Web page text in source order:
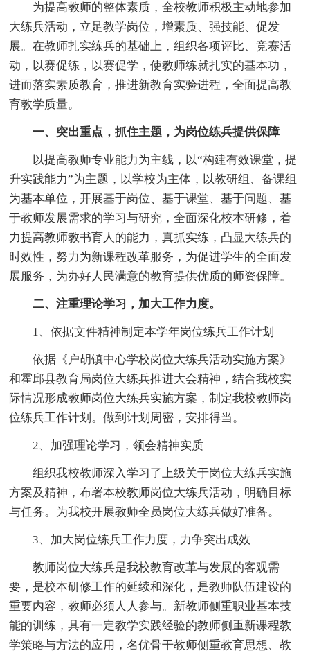
为提高教师的整体素质，全校教师积极主动地参加
大练兵活动，立足教学岗位，增素质、强技能、促发
展。在教师扎实练兵的基础上，组织各项评比、竞赛活
动，以赛促练，以赛促学，使教师练就扎实的基本功，
进而落实素质教育，推进新教育实验进程，全面提高教
育教学质量。
一、突出重点，抓住主题，为岗位练兵提供保障
以提高教师专业能力为主线，以“构建有效课堂，提
升实践能力”为主题，以学校为主体，以教研组、备课组
为基本单位，开展基于岗位、基于课堂、基于问题、基
于教师发展需求的学习与研究，全面深化校本研修，着
力提高教师教书育人的能力，真抓实练，凸显大练兵的
时效性，努力为新课程改革服务，为促进学生的全面发
展服务，为办好人民满意的教育提供优质的师资保障。
二、注重理论学习，加大工作力度。
1、依据文件精神制定本学年岗位练兵工作计划
依据《户胡镇中心学校岗位大练兵活动实施方案》
和霍邱县教育局岗位大练兵推进大会精神，结合我校实
际情况形成教师岗位大练兵实施方案，制定我校教师岗
位练兵工作计划。做到计划周密，安排得当。
2、加强理论学习，领会精神实质
组织我校教师深入学习了上级关于岗位大练兵实施
方案及精神，布署本校教师岗位大练兵活动，明确目标
与任务。为我校开展教师全员岗位大练兵做好准备。
3、加大岗位练兵工作力度，力争突出成效
教师岗位大练兵是我校教育改革与发展的客观需
要，是校本研修工作的延续和深化，是教师队伍建设的
重要内容，教师必须人人参与。新教师侧重职业基本技
能的训练，具有一定教学实践经验的教师侧重新课程教
学策略与方法的应用，名优骨干教师侧重教育思想、教